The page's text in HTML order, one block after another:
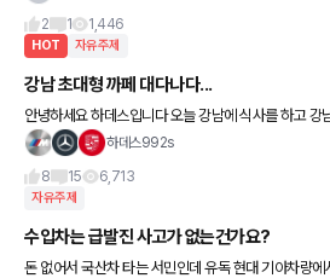
2
1 1,446
HOT 자유주제
강남 초대형 까페 대다나다...
안녕하세요 하데스입니다 오늘 강남에 식사를 하고 강남 포스코에 있
는 테라로사 커피 전문점 방문했습니다 헉 강남 한복판에 이런 대형
하데스992s
8
15 6,713
자유주제
수입차는 급발진 사고가 없는건가요?
돈 없어서 국산차 타는 서민인데 유독 현대 기아차량에서만 급밥진이나 주행에 위험한 고